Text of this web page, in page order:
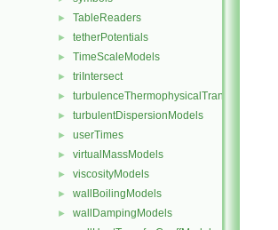
► TableReaders
► tetherPotentials
► TimeScaleModels
► triIntersect
► turbulenceThermophysicalTransportModels
► turbulentDispersionModels
► userTimes
► virtualMassModels
► viscosityModels
► wallBoilingModels
► wallDampingModels